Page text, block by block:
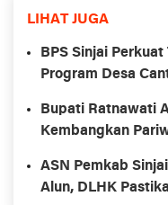
LIHAT JUGA
BPS Sinjai
Program Desa
Bupati Ratnawati
Kembangkan
ASN Pemkab
Alun, DLHK